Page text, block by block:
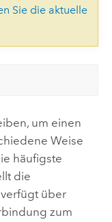
Sie die aktuelle
um einen
Weise
häufigste
die
über
zum